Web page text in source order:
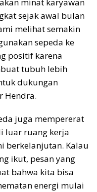
sejak awal bulan
melihat semakin
sepeda ke
positif karena
tubuh lebih
dukungan
Hendra.
juga mempererat
luar ruang kerja
berkelanjutan. Kalau
ikut, pesan yang
bahwa kita bisa
energi mulai